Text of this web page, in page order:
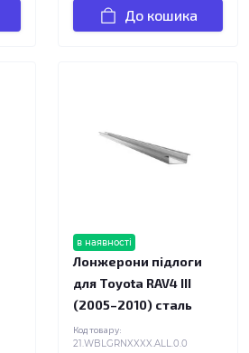
До кошика
в наявності
Лонжерони підлоги
для Toyota RAV4 III
(2005–2010) сталь
Код товару:
21.WBLGRNXXXX.ALL.0.0